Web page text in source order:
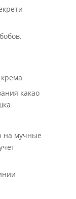
какао
на мучные